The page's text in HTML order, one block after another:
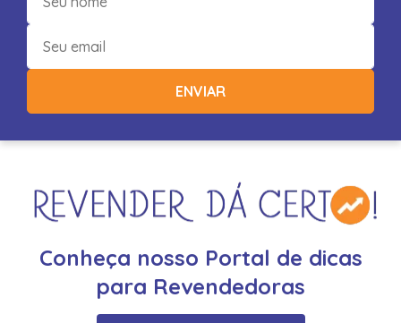
ENVIAR
Conheça nosso Portal de dicas
para Revendedoras